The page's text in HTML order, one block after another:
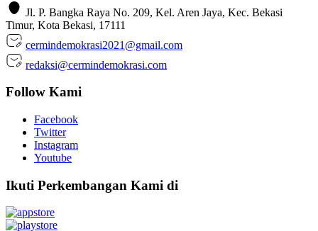
Jl. P. Bangka Raya No. 209, Kel. Aren Jaya, Kec. Bekasi
Timur, Kota Bekasi, 17111
cermindemokrasi2021@gmail.com
redaksi@cermindemokrasi.com
Follow Kami
Facebook
Twitter
Instagram
Youtube
Ikuti Perkembangan Kami di